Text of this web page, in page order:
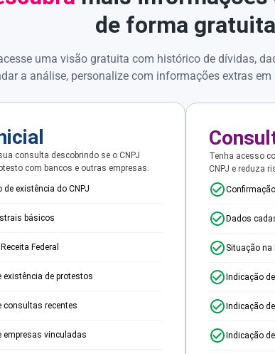
de forma gratuita
uma visão gratuita com histórico de dívidas,
a análise, personalize com informações extras
consulta descobrindo se o CNPJ
com bancos e outras empresas.
de existência do CNPJ
básicos
Federal
existência de protestos
consultas recentes
empresas vinculadas
Tenha acesso
CNPJ e reduza
Dados
Situação na
Indicação
Indicação
Indicação